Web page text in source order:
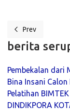
Previous article:
Prev
berita
Pembekalan dari
Bina Insani
Pelatihan
DINDIKPORA